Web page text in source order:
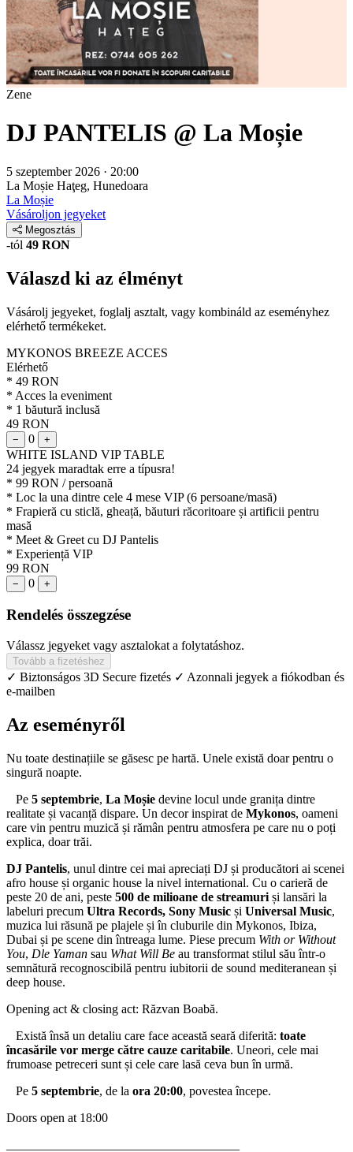
Zene
DJ PANTELIS @ La Moșie
5 szeptember 2026 · 20:00
La Moșie Haţeg, Hunedoara
La Moșie
Vásároljon jegyeket
Megosztás
-tól 49 RON
Válaszd ki az élményt
Vásárolj jegyeket, foglalj asztalt, vagy kombináld az eseményhez
elérhető termékeket.
MYKONOS BREEZE ACCES
Elérhető
* 49 RON
* Acces la eveniment
* 1 băutură inclusă
49 RON
− 0 +
WHITE ISLAND VIP TABLE
24 jegyek maradtak erre a típusra!
* 99 RON / persoană
* Loc la una dintre cele 4 mese VIP (6 persoane/masă)
* Frapieră cu sticlă, gheață, băuturi răcoritoare și artificii pentru
masă
* Meet & Greet cu DJ Pantelis
* Experiență VIP
99 RON
− 0 +
Rendelés összegzése
Válassz jegyeket vagy asztalokat a folytatáshoz.
Tovább a fizetéshez
✓ Biztonságos 3D Secure fizetés ✓ Azonnali jegyek a fiókodban és
e-mailben
Az eseményről
Nu toate destinațiile se găsesc pe hartă. Unele există doar pentru o
singură noapte.
Pe 5 septembrie, La Moșie devine locul unde granița dintre
realitate și vacanță dispare. Un decor inspirat de Mykonos, oameni
care vin pentru muzică și rămân pentru atmosfera pe care nu o poți
explica, doar trăi.
DJ Pantelis, unul dintre cei mai apreciați DJ și producători ai scenei
afro house și organic house la nivel international. Cu o carieră de
peste 20 de ani, peste 500 de milioane de streamuri și lansări la
labeluri precum Ultra Records, Sony Music și Universal Music,
muzica lui răsună pe plajele și în cluburile din Mykonos, Ibiza,
Dubai și pe scene din întreaga lume. Piese precum With or Without
You, Dle Yaman sau What Will Be au transformat stilul său într-o
semnătură recognoscibilă pentru iubitorii de sound mediteranean și
deep house.
Opening act & closing act: Răzvan Boabă.
Există însă un detaliu care face această seară diferită: toate
încasările vor merge către cauze caritabile. Uneori, cele mai
frumoase petreceri sunt și cele care lasă ceva bun în urmă.
Pe 5 septembrie, de la ora 20:00, povestea începe.
Doors open at 18:00